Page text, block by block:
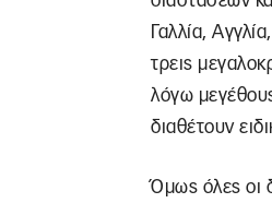
Γαλλία,
τρεις
λόγω
διαθέτουν
Όμως όλες οι